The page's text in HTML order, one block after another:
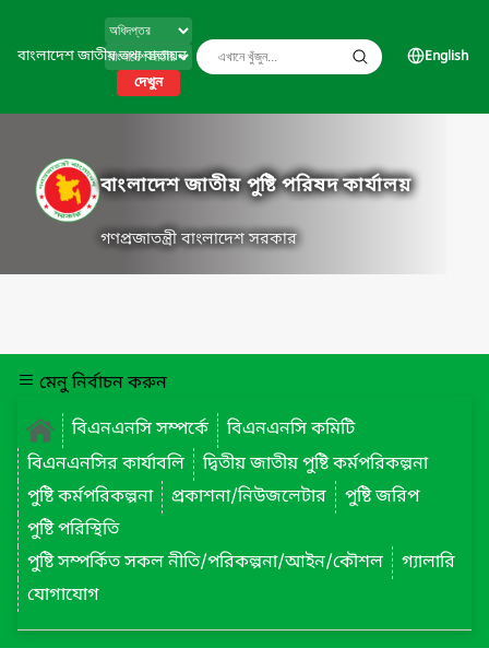
বাংলাদেশ জাতীয় তথ্য বাতায়ন
দেখুন
English
বাংলাদেশ জাতীয় পুষ্টি পরিষদ কার্যালয়
গণপ্রজাতন্ত্রী বাংলাদেশ সরকার
মেনু নির্বাচন করুন
বিএনএনসি সম্পর্কে
বিএনএনসি কমিটি
বিএনএনসির কার্যাবলি
দ্বিতীয় জাতীয় পুষ্টি কর্মপরিকল্পনা
পুষ্টি কর্মপরিকল্পনা
প্রকাশনা/নিউজলেটার
পুষ্টি জরিপ
পুষ্টি পরিস্থিতি
পুষ্টি সম্পর্কিত সকল নীতি/পরিকল্পনা/আইন/কৌশল
গ্যালারি
যোগাযোগ